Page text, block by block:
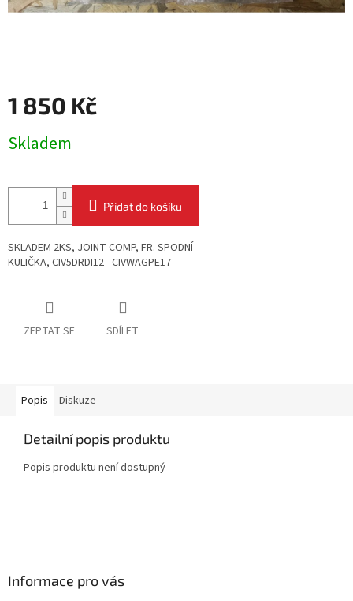
1 850 Kč
cena:
Skladem
Přidat do košíku
SKLADEM 2KS, JOINT COMP, FR. SPODNÍ
KULIČKA, CIV5DRDI12- CIVWAGPE17
ZEPTAT SE SDÍLET
Popis Diskuze
Detailní popis produktu
Popis produktu není dostupný
Informace pro vás